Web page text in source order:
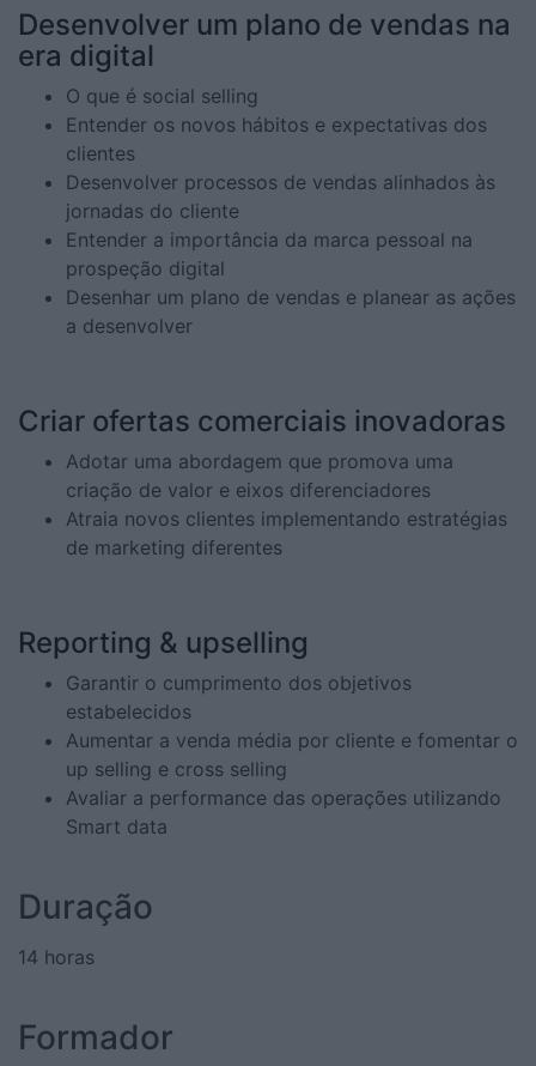
Desenvolver um plano de vendas na
era digital
O que é social selling
Entender os novos hábitos e expectativas dos
clientes
Desenvolver processos de vendas alinhados às
jornadas do cliente
Entender a importância da marca pessoal na
prospeção digital
Desenhar um plano de vendas e planear as ações
a desenvolver
Criar ofertas comerciais inovadoras
Adotar uma abordagem que promova uma
criação de valor e eixos diferenciadores
Atraia novos clientes implementando estratégias
de marketing diferentes
Reporting & upselling
Garantir o cumprimento dos objetivos
estabelecidos
Aumentar a venda média por cliente e fomentar o
up selling e cross selling
Avaliar a performance das operações utilizando
Smart data
Duração
14 horas
Formador